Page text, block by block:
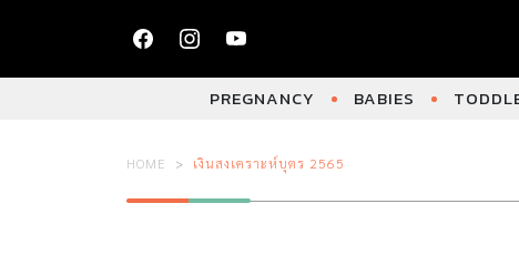
PREGNANCY BABIES
HOME เงินสงเคราะห์บุตร 2565